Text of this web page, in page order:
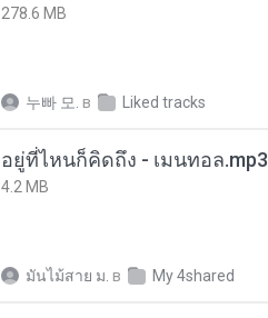
278.6 MB
누빠 모. в Liked tracks
อยู่ที่ไหนก็คิดถึง - เมนทอล.mp3
4.2 MB
มันไม้สาย ม. в My 4shared